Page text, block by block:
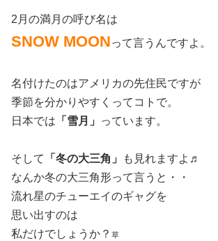
2月の満月の呼び名は
SNOW MOONって言うんですよ。
名付けたのはアメリカの先住民ですが
季節を分かりやすくってコトで。
日本では 「雪月」 っています。
そして 「冬の大三角」
も見れますよ♬
なんか冬の大三角形って言うと・・
流れ星のチューエイのギャグを
思い出すのは
私だけでしょうか？ 草